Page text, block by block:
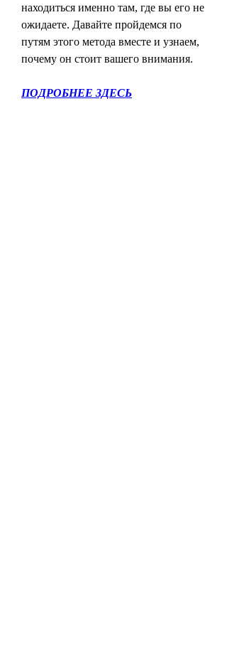
находиться именно там, где вы его не
ожидаете. Давайте пройдемся по
путям этого метода вместе и узнаем,
почему он стоит вашего внимания.
ПОДРОБНЕЕ ЗДЕСЬ